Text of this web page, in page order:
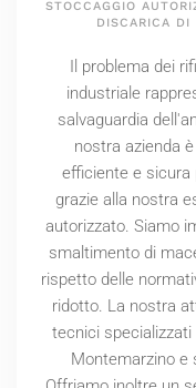
STOCCAGGIO
DISCARICA DI
Il problema dei
industriale
salvaguardia
nostra azienda
efficiente e sicura
grazie alla nostra
autorizzato. Siamo
smaltimento di
rispetto delle
ridotto. La nostra
tecnici
Montemarzino e